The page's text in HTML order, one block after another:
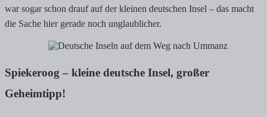
war sogar schon drauf auf der kleinen deutschen Insel – das macht
die Sache hier gerade noch unglaublicher.
Spiekeroog – kleine deutsche Insel, großer
Geheimtipp!